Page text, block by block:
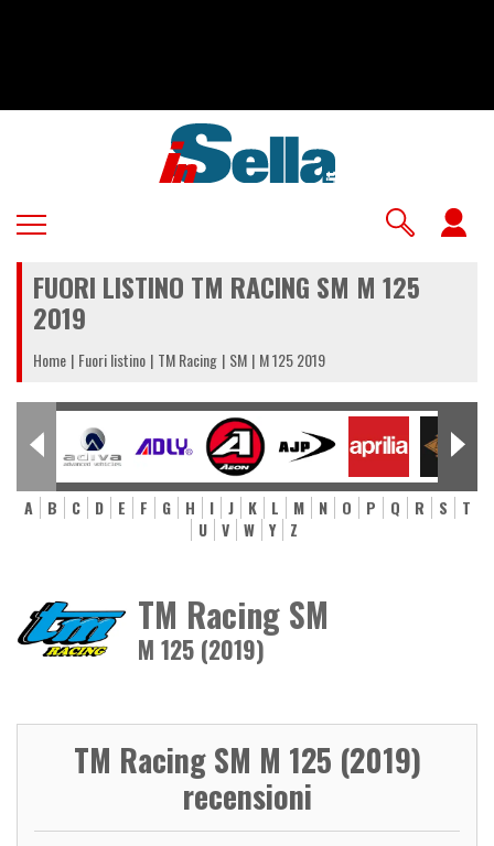
FUORI LISTINO TM RACING SM M 125
2019
Home Fuori listino TM Racing SM M 125 2019
A B C D E F G H I J K L M N O P Q R S
T
U
V W Y Z
TM Racing SM
M 125 (2019)
TM Racing SM M 125 (2019)
recensioni